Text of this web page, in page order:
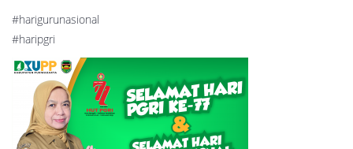
#harigurunasional
#haripgri